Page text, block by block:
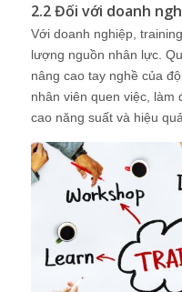
2.2 Đối với doanh
Với doanh nghiệp,
lượng nguồn nhân lực.
nâng cao tay nghề của
nhân viên quen việc, làm
cao năng suất và hiệu